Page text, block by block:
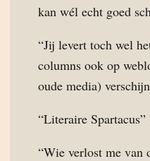
kan wél echt goed
“Jij levert toch wel
columns ook op
oude media)
“Literaire Spartacus”
“Wie verlost me van